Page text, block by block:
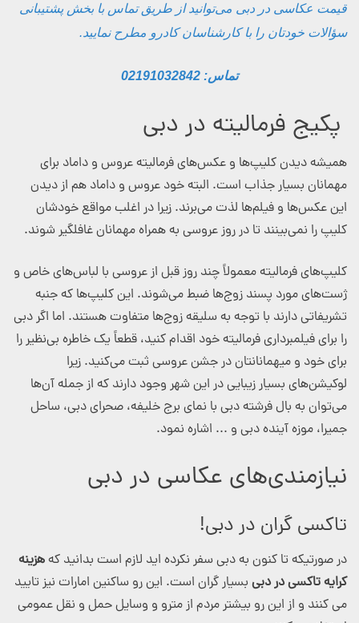
قیمت عکاسی در دبی می‌توانید از طریق تماس با بخش پشتیبانی
سؤالات خودتان را با کارشناسان کادرو مطرح نمایید.
تماس: 02191032842
پکیج فرمالیته در دبی
همیشه دیدن کلیپ‌ها و عکس‌های فرمالیته عروس و داماد برای
مهمانان بسیار جذاب است. البته خود عروس و داماد هم از دیدن
این عکس‌ها و فیلم‌ها لذت می‌برند. زیرا در اغلب مواقع خودشان
کلیپ را نمی‌بینند تا در روز عروسی به همراه مهمانان غافلگیر شوند.
کلیپ‌های فرمالیته معمولاً چند روز قبل از عروسی با لباس‌های خاص و
ژست‌های مورد پسند زوج‌ها ضبط می‌شوند. این کلیپ‌ها که جنبه
تشریفاتی دارند با توجه به سلیقه زوج‌ها متفاوت هستند. اما اگر دبی
را برای فیلمبرداری فرمالیته خود اقدام کنید، قطعاً یک خاطره بی‌نظیر را
برای خود و میهمانانتان در جشن عروسی ثبت می‌کنید. زیرا
لوکیشن‌های بسیار زیبایی در این شهر وجود دارند که از جمله آن‌ها
می‌توان به بال فرشته دبی با نمای برج خلیفه، صحرای دبی، ساحل
جمیرا، موزه آینده دبی و ... اشاره نمود.
نیازمندی‌های عکاسی در دبی
تاکسی گران در دبی!
در صورتیکه تا کنون به دبی سفر نکرده اید لازم است بدانید کههزینه
کرایه تاکسی در دبی بسیار گران است. این رو ساکنین امارات نیز تایید
می کنند و از این رو بیشتر مردم از مترو و وسایل حمل و نقل عمومی